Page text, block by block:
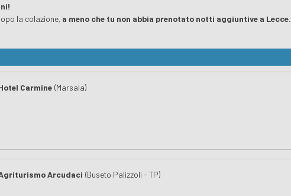
la colazione, a meno che tu non abbia prenotato notti aggiuntive a Lecce.
Carmine (Marsala)
Arcudaci (Buseto Palizzoli - TP)